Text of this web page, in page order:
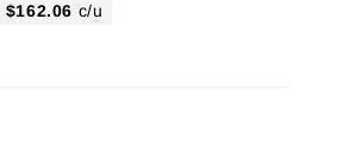
$162.06 c/u